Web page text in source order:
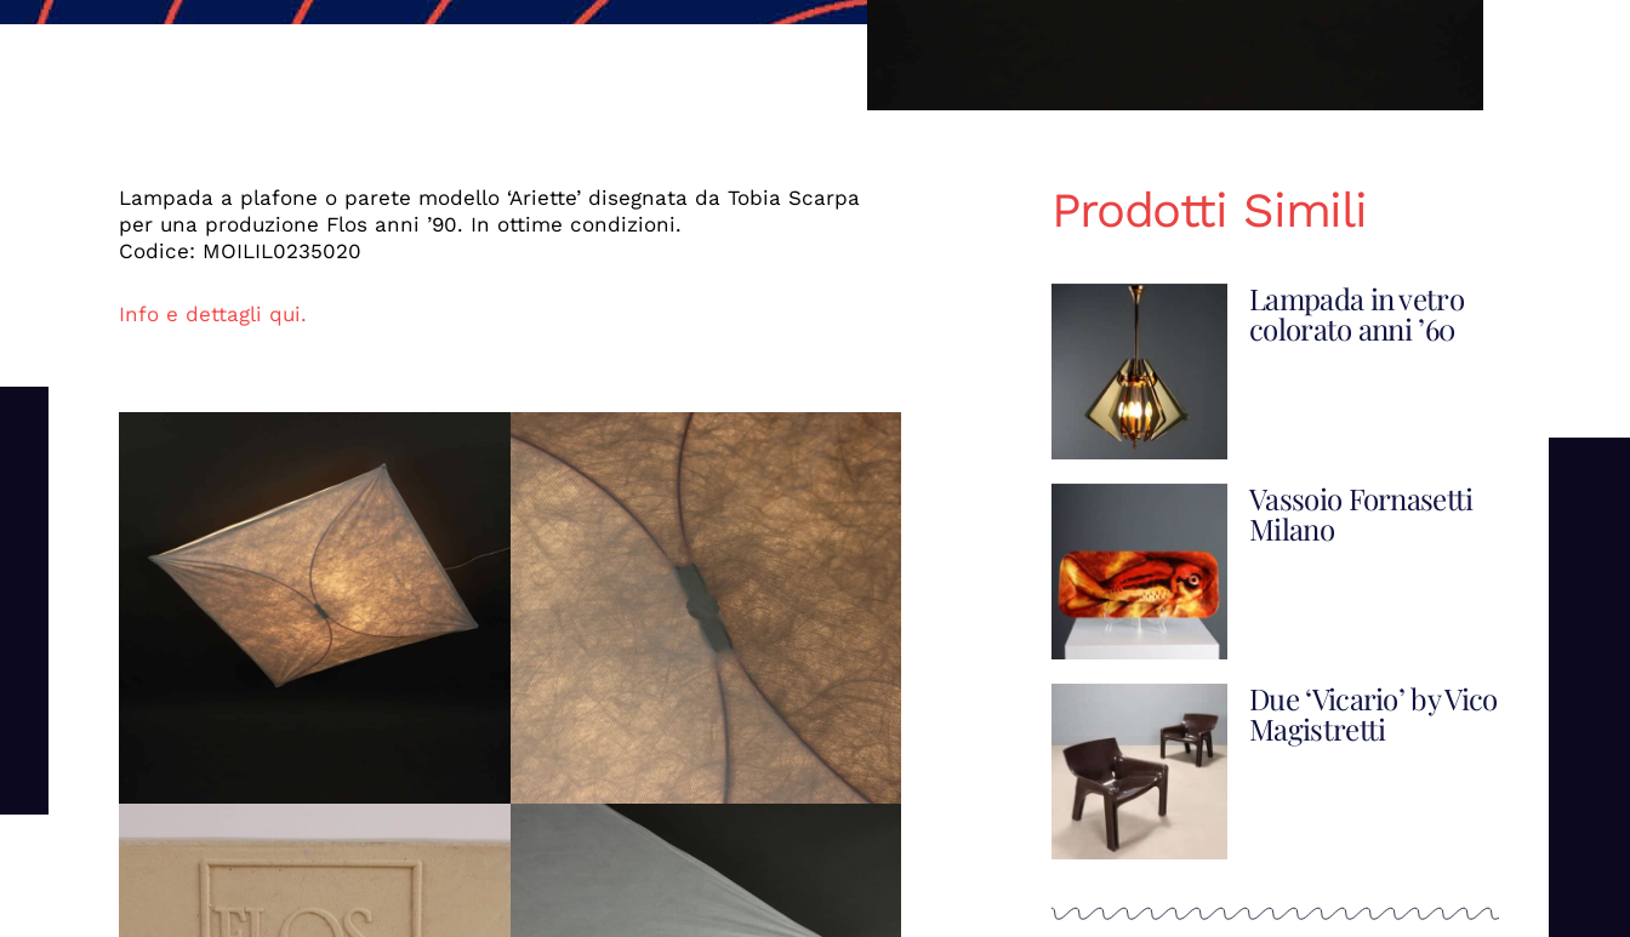
Lampada a plafone o parete modello ‘Ariette’ disegnata da Tobia Scarpa
per una produzione Flos anni ’90. In ottime condizioni.
Codice: MOILIL0235020
Info e dettagli qui.
Prodotti Simili
Lampada in vetro
colorato anni ’60
Vassoio Fornasetti
Milano
Due ‘Vicario’ by Vico
Magistretti